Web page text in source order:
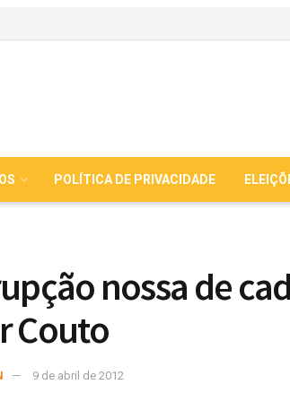
POLÍTICA DE PRIVACIDADE
nossa de
Couto
9 de abril de 2012